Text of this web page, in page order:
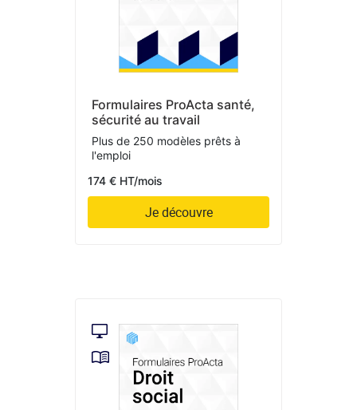
Formulaires ProActa santé,
sécurité au travail
Plus de 250 modèles prêts à
l'emploi
174 € HT/mois
Je découvre